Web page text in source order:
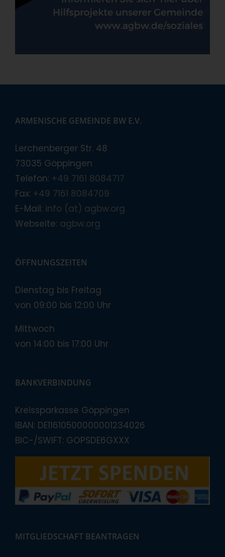
ARMENISCHE GEMEINDE BW E.V.
Lerchenberger Str. 48
73035 Göppingen
Telefon: +49 7161 8084717
Fax: +49 7161 8084709
E-Mail: info (at) agbw.org
Webseite: agbw.org
ÖFFNUNGSZEITEN
Dienstag bis Freitag
von 09:00 bis 12:00 Uhr
Mittwoch
von 14:00 bis 17:00 Uhr
BANKVERBINDUNG
Kreissparkasse Göppingen
IBAN: DE11610500000001234026
BIC-/SWIFT: GOPSDE6GXXX
MITGLIEDSCHAFT BEANTRAGEN